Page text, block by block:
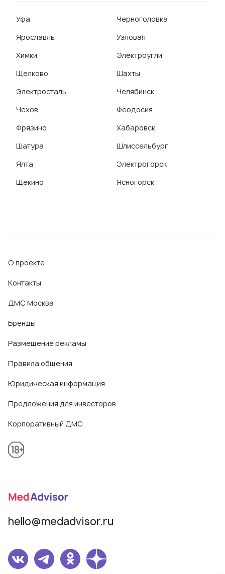
Уфа
Ярославль
Химки
Щелково
Электросталь
Чехов
Фрязино
Шатура
Ялта
Щекино
Черноголовка
Узловая
Электроугли
Шахты
Челябинск
Феодосия
Хабаровск
Шлиссельбург
Электрогорск
Ясногорск
О проекте
Контакты
ДМС Москва
Бренды
Размещение рекламы
Правила общения
Юридическая информация
Предложения для инвесторов
Корпоративный ДМС
hello@medadvisor.ru